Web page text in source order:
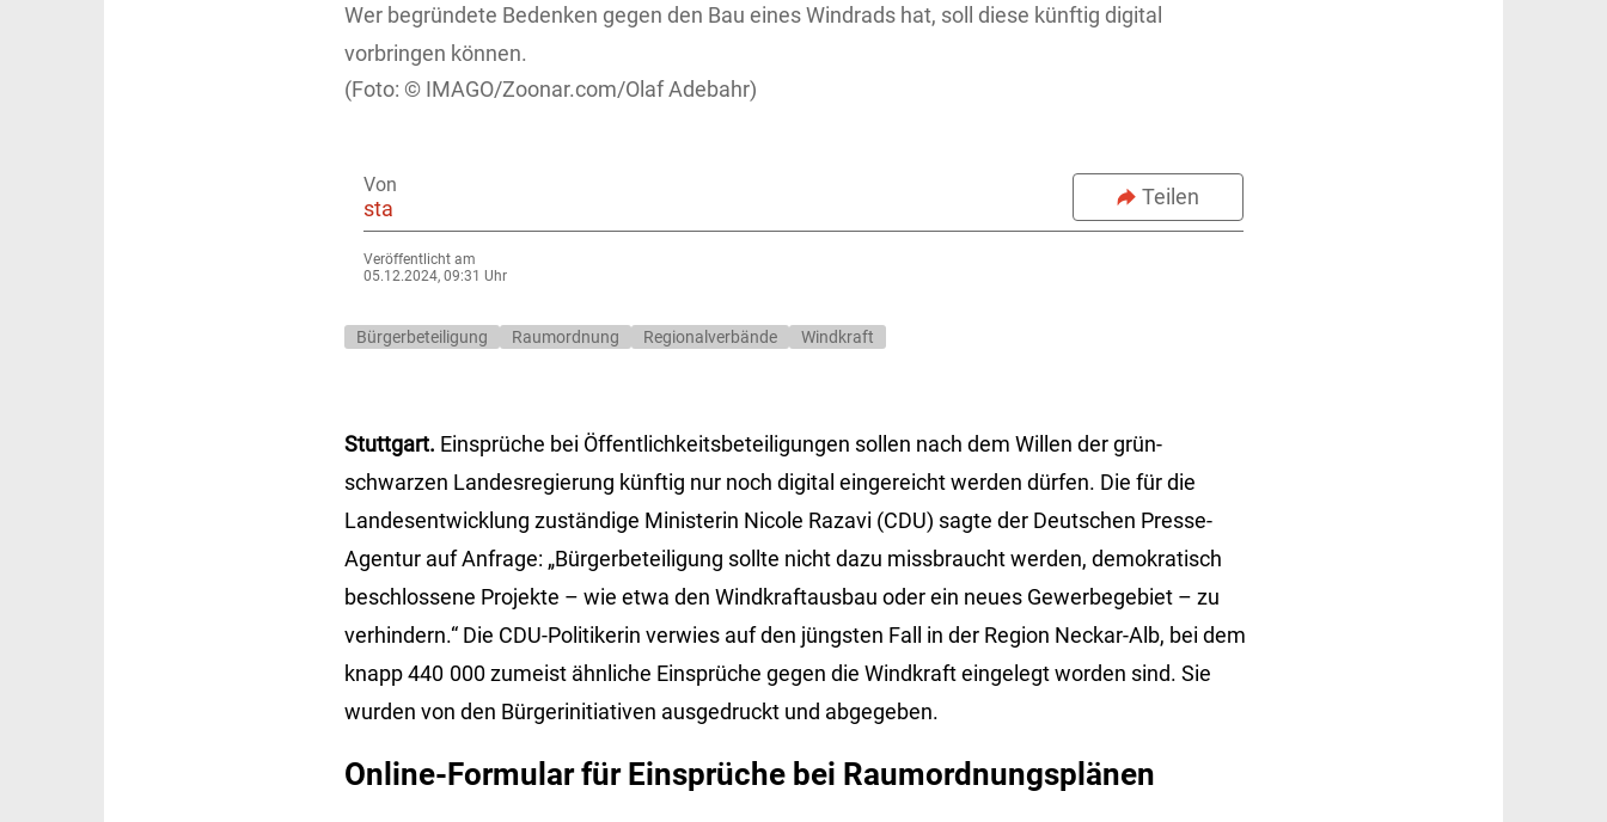
Wer begründete Bedenken gegen den Bau eines Windrads hat, soll diese künftig digital
vorbringen können.
IMAGO/Zoonar.com/Olaf Adebahr)
Von
sta Teilen
Veröffentlicht am
05.12.2024, 09:31 Uhr
Bürgerbeteiligung Raumordnung Regionalverbände Windkraft
Stuttgart. Einsprüche bei Öffentlichkeitsbeteiligungen sollen nach dem Willen der grün-
schwarzen Landesregierung künftig nur noch digital eingereicht werden dürfen. Die für die
Landesentwicklung zuständige Ministerin Nicole Razavi (CDU) sagte der Deutschen Presse-
Agentur auf Anfrage: „Bürgerbeteiligung sollte nicht dazu missbraucht werden, demokratisch
beschlossene Projekte – wie etwa den Windkraftausbau oder ein neues Gewerbegebiet – zu
verhindern.“ Die CDU-Politikerin verwies auf den jüngsten Fall in der Region Neckar-Alb, bei dem
knapp 440 000 zumeist ähnliche Einsprüche gegen die Windkraft eingelegt worden sind. Sie
wurden von den Bürgerinitiativen ausgedruckt und abgegeben.
Online-Formular für Einsprüche bei Raumordnungsplänen